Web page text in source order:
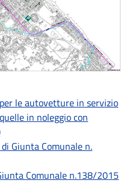
le autovetture in servizio
in noleggio con
Giunta Comunale n.
Comunale n.138/2015